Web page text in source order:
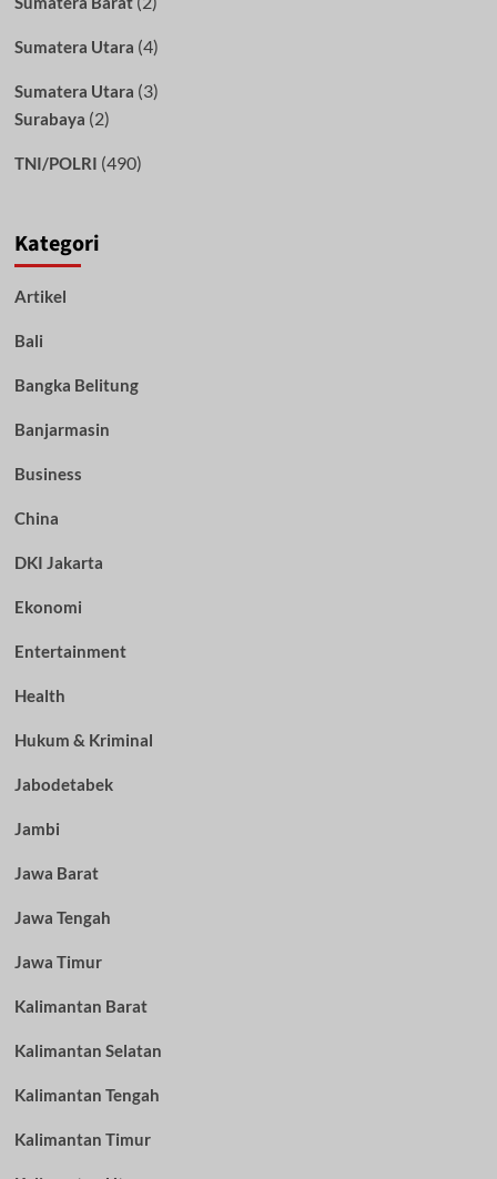
Sumatera Utara (4)
Sumatera Utara (3)
Surabaya (2)
TNI/POLRI (490)
Kategori
Artikel
Bali
Bangka Belitung
Banjarmasin
Business
China
DKI Jakarta
Ekonomi
Entertainment
Health
Hukum & Kriminal
Jabodetabek
Jambi
Jawa Barat
Jawa Tengah
Jawa Timur
Kalimantan Barat
Kalimantan Selatan
Kalimantan Tengah
Kalimantan Timur